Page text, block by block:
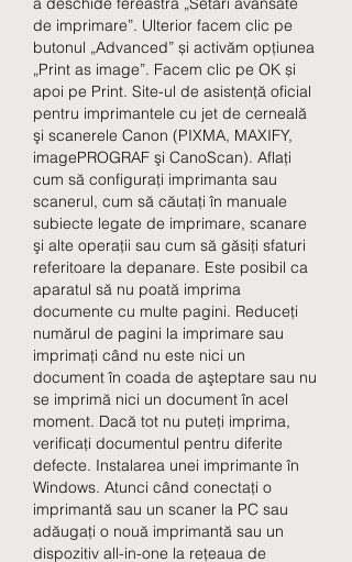
de imprimare”. Ulterior facem clic pe
butonul „Advanced” și activăm opțiunea
„Print as image”. Facem clic pe OK și
apoi pe Print. Site-ul de asistenţă oficial
pentru imprimantele cu jet de cerneală
şi scanerele Canon (PIXMA, MAXIFY,
imagePROGRAF şi CanoScan). Aflaţi
cum să configuraţi imprimanta sau
scanerul, cum să căutaţi în manuale
subiecte legate de imprimare, scanare
şi alte operaţii sau cum să găsiţi sfaturi
referitoare la depanare. Este posibil ca
aparatul să nu poată imprima
documente cu multe pagini. Reduceţi
numărul de pagini la imprimare sau
imprimaţi când nu este nici un
document în coada de aşteptare sau nu
se imprimă nici un document în acel
moment. Dacă tot nu puteţi imprima,
verificaţi documentul pentru diferite
defecte. Instalarea unei imprimante în
Windows. Atunci când conectați o
imprimantă sau un scaner la PC sau
adăugați o nouă imprimantă sau un
dispozitiv all-in-one la rețeaua de